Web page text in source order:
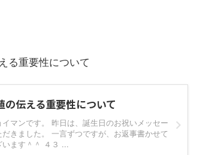
る重要性について
伝える重要性について
マンです。 昨日は、誕生日のお祝いメッセー
きました。 一言ずつですが、お返事書かせて
ます＾＾ ４３ ...